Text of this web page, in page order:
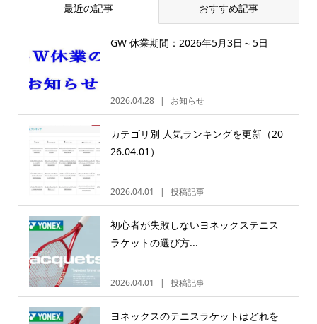
最近の記事 おすすめ記事
GW 休業期間：2026年5月3日～5日
2026.04.28 お知らせ
カテゴリ別 人気ランキングを更新（20
26.04.01）
2026.04.01 投稿記事
初心者が失敗しないヨネックステニス
ラケットの選び方...
2026.04.01 投稿記事
ヨネックスのテニスラケットはどれを